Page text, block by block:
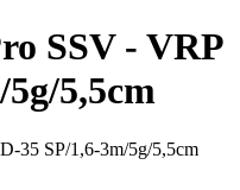
SSV - VRP
5,5cm